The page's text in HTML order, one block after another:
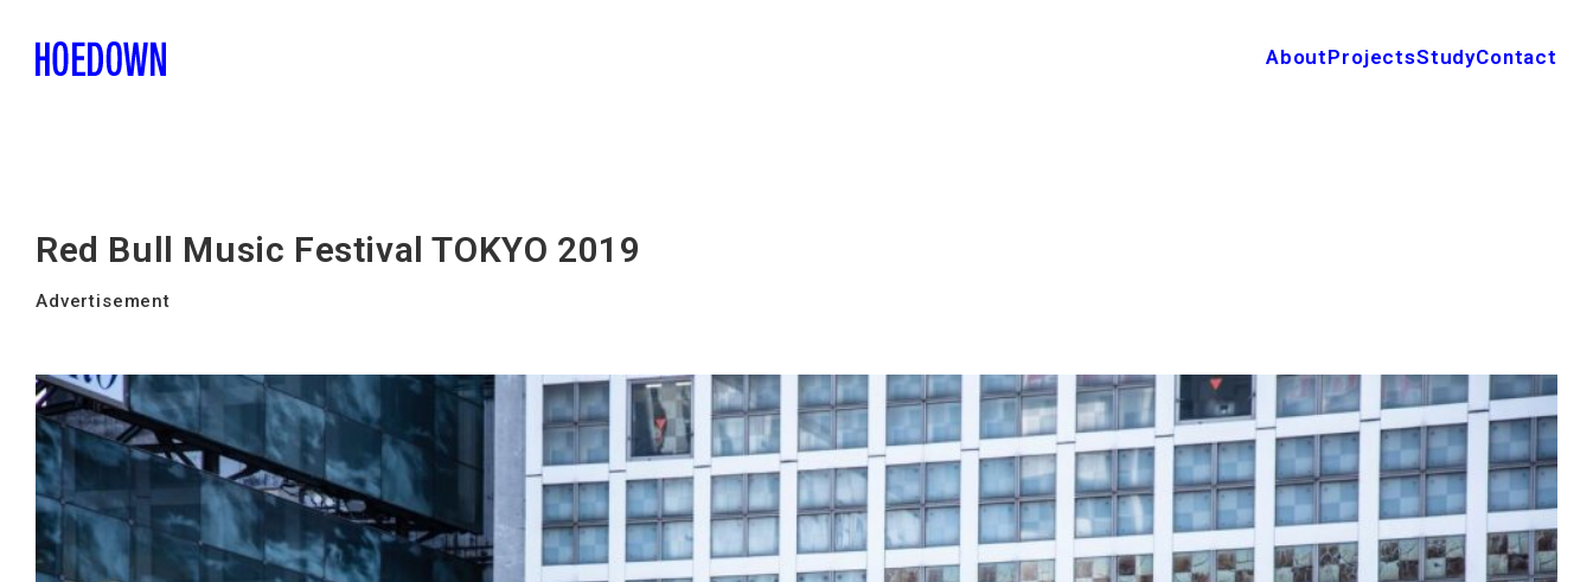
AboutProjectsStudyContact
Red Bull Music Festival TOKYO 2019
Advertisement